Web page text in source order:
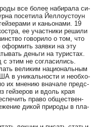
все бо­лее на­би­ра­ла си­
по­се­ти­ла Йел­ло­ус­то­ун
и кань­о­на­ми. 19
ее участ­ни­ки ре­ши­ли
го­во­ри­ло о том, что
за­яв­ки на эту
день­ги на ту­рис­тах.
этим не сог­ла­си­лись.
ве­ли­ким на­ци­о­наль­ным
в уни­каль­нос­ти и не­об­хо­
их мне­нию вна­ча­ле предс­
гей­зе­ров и вдоль края
пра­во об­ще­ст­вен­
ди­кой при­ро­ды в пла­